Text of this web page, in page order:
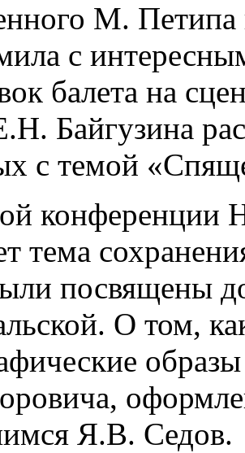
М.
с
балета на
Байгузина
с темой
конференции
тема
посвящены
О том,
Я.В. Седов.